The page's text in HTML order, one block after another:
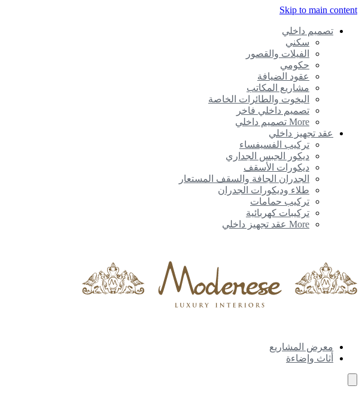
Skip to main content
تصميم داخلي
سكني
الفيلات والقصور
حكومي
عقود الضيافة
مشاريع المكاتب
اليخوت والطائرات الخاصة
تصميم داخلي فاخر
More تصميم داخلي
عقد تجهيز داخلي
تركيب الفسيفساء
ديكور الجبس الجداري
ديكورات الأسقف
الجدران الجافة والسقف المستعار
طلاء وديكورات الجدران
تركيب حمامات
تركيبات كهربائية
More عقد تجهيز داخلي
معرض المشاريع
أثاث وإضاءة